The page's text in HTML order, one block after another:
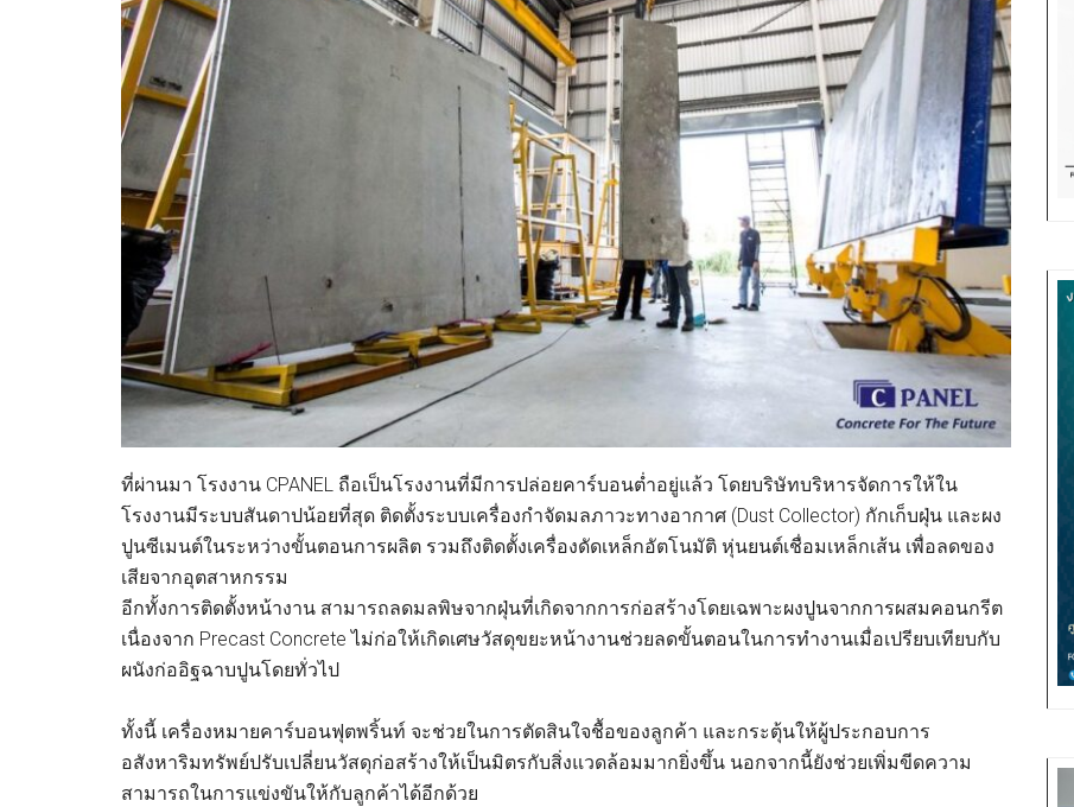
ที่ผ่านมา โรงงาน CPANEL ถือเป็นโรงงานที่มีการปล่อยคาร์บอนต่ำอยู่แล้ว โดยบริษัทบริหารจัดการให้ใน
โรงงานมีระบบสันดาปน้อยที่สุด ติดตั้งระบบเครื่องกำจัดมลภาวะทางอากาศ (Dust Collector) กักเก็บฝุ่น และผง
ปูนซีเมนต์ในระหว่างขั้นตอนการผลิต รวมถึงติดตั้งเครื่องดัดเหล็กอัตโนมัติ หุ่นยนต์เชื่อมเหล็กเส้น เพื่อลดของ
เสียจากอุตสาหกรรม
อีกทั้งการติดตั้งหน้างาน สามารถลดมลพิษจากฝุ่นที่เกิดจากการก่อสร้างโดยเฉพาะผงปูนจากการผสมคอนกรีต
เนื่องจาก Precast Concrete ไม่ก่อให้เกิดเศษวัสดุขยะหน้างานช่วยลดขั้นตอนในการทำงานเมื่อเปรียบเทียบกับ
ผนังก่ออิฐฉาบปูนโดยทั่วไป
ทั้งนี้ เครื่องหมายคาร์บอนฟุตพริ้นท์ จะช่วยในการตัดสินใจชื้อของลูกค้า และกระตุ้นให้ผู้ประกอบการ
อสังหาริมทรัพย์ปรับเปลี่ยนวัสดุก่อสร้างให้เป็นมิตรกับสิ่งแวดล้อมมากยิ่งขึ้น นอกจากนี้ยังช่วยเพิ่มขีดความ
สามารถในการแข่งขันให้กับลูกค้าได้อีกด้วย